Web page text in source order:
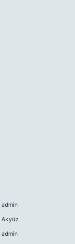
admin
Akyüz
admin